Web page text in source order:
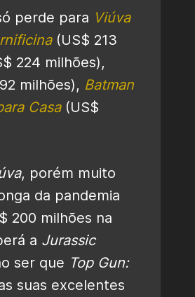
perde para Viúva
(US$ 213
224 milhões),
milhões), Batman
Casa(US$
, porém muito
da pandemia
200 milhões na
a Jurassic
ser que Top Gun:
suas excelentes